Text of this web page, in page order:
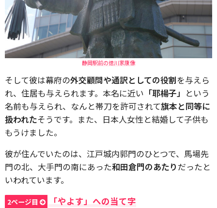
静岡駅前の徳川家康像
そして彼は幕府の外交顧問や通訳としての役割を与えら
れ、住居も与えられます。本名に近い 「耶楊子」 という
名前も与えられ、なんと帯刀を許可されて旗本と同等に
扱われたそうです。また、日本人女性と結婚して子供も
もうけました。
彼が住んでいたのは、江戸城内郭門のひとつで、馬場先
門の北、大手門の南にあった和田倉門のあたり だったと
いわれています。
2ページ目 「やよす」への当て字